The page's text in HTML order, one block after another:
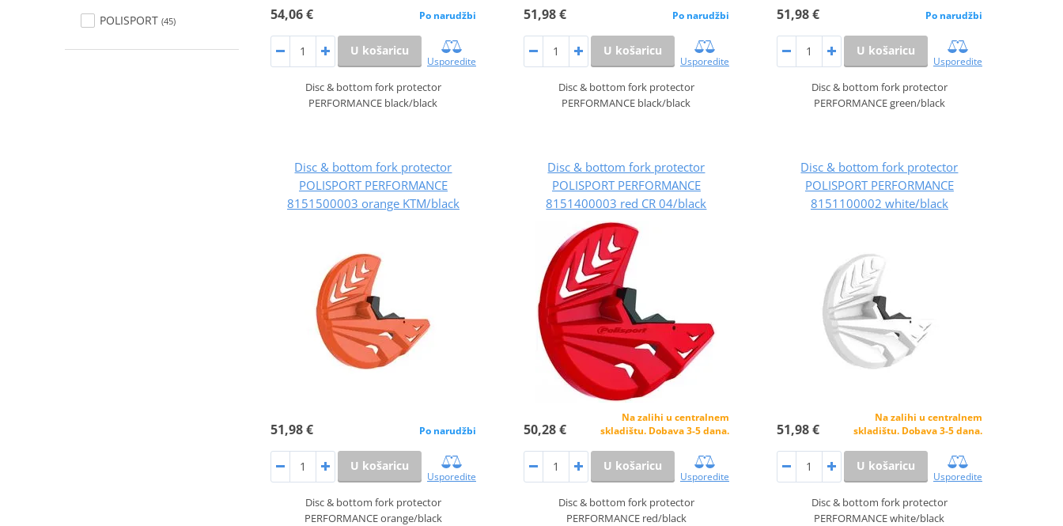
POLISPORT (45) 54,06 € Po narudžbi
U košaricu
Usporedite
Disc & bottom fork protector
PERFORMANCE black/black
51,98 € Po narudžbi
U košaricu
Usporedite
Disc & bottom fork protector
PERFORMANCE black/black
51,98 € Po narudžbi
U košaricu
Usporedite
Disc & bottom fork protector
PERFORMANCE green/black
Disc & bottom fork protector
POLISPORT PERFORMANCE
8151500003 orange KTM/black
51,98 € Po narudžbi
U košaricu
Usporedite
Disc & bottom fork protector
PERFORMANCE orange/black
Disc & bottom fork protector
POLISPORT PERFORMANCE
8151400003 red CR 04/black
50,28 €
Na zalihi u centralnem
skladištu. Dobava 3-5 dana.
U košaricu
Usporedite
Disc & bottom fork protector
PERFORMANCE red/black
Disc & bottom fork protector
POLISPORT PERFORMANCE
8151100002 white/black
51,98 €
Na zalihi u centralnem
skladištu. Dobava 3-5 dana.
U košaricu
Usporedite
Disc & bottom fork protector
PERFORMANCE white/black